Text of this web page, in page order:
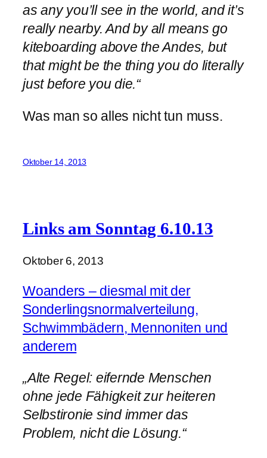
as any you’ll see in the world, and it’s
really nearby. And by all means go
kiteboarding above the Andes, but
that might be the thing you do literally
just before you die.“
Was man so alles nicht tun muss.
Oktober 14, 2013
Links am Sonntag 6.10.13
Oktober 6, 2013
Woanders – diesmal mit der
Sonderlingsnormalverteilung,
Schwimmbädern, Mennoniten und
anderem
„Alte Regel: eifernde Menschen
ohne jede Fähigkeit zur heiteren
Selbstironie sind immer das
Problem, nicht die Lösung.“